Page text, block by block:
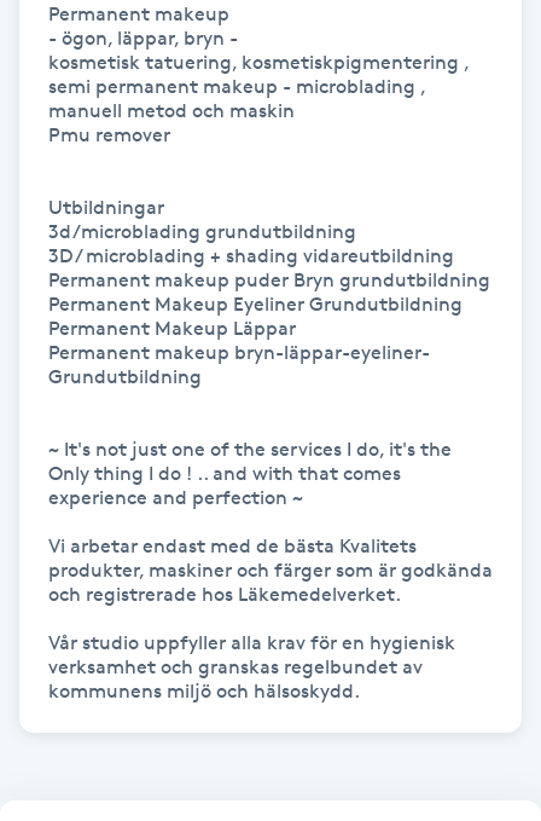
Hårborttagning
Hårbottenbehandling
Hårvård
Hälsa
Hälsprickor
Idrottsmassage
IPL hårborttagning
IR-massage
Permanent makeup
- ögon, läppar, bryn -
kosmetisk tatuering, kosmetiskpigmentering ,
semi permanent makeup - microblading ,
manuell metod och maskin
Pmu remover
Utbildningar
3d/microblading grundutbildning
3D / microblading + shading vidareutbildning
Permanent makeup puder Bryn grundutbildning
Permanent Makeup Eyeliner Grundutbildning
Permanent Makeup Läppar
Permanent makeup bryn-läppar-eyeliner-
Grundutbildning
~ It's not just one of the services I do, it's the
Only thing I do ! .. and with that comes
experience and perfection ~
Vi arbetar endast med de bästa Kvalitets
produkter, maskiner och färger som är godkända
och registrerade hos Läkemedelverket.
Vår studio uppfyller alla krav för en hygienisk
verksamhet och granskas regelbundet av
kommunens miljö och hälsoskydd.